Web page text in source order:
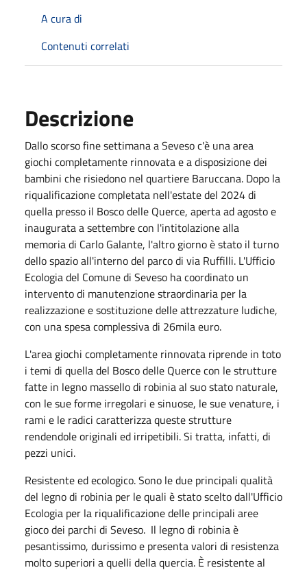
A cura di
Contenuti correlati
Descrizione
Dallo scorso fine settimana a Seveso c'è una area
giochi completamente rinnovata e a disposizione dei
bambini che risiedono nel quartiere Baruccana. Dopo la
riqualificazione completata nell'estate del 2024 di
quella presso il Bosco delle Querce, aperta ad agosto e
inaugurata a settembre con l'intitolazione alla
memoria di Carlo Galante, l'altro giorno è stato il turno
dello spazio all'interno del parco di via Ruffilli. L'Ufficio
Ecologia del Comune di Seveso ha coordinato un
intervento di manutenzione straordinaria per la
realizzazione e sostituzione delle attrezzature ludiche,
con una spesa complessiva di 26mila euro.
L'area giochi completamente rinnovata riprende in toto
i temi di quella del Bosco delle Querce con le strutture
fatte in legno massello di robinia al suo stato naturale,
con le sue forme irregolari e sinuose, le sue venature, i
rami e le radici caratterizza queste strutture
rendendole originali ed irripetibili. Si tratta, infatti, di
pezzi unici.
Resistente ed ecologico. Sono le due principali qualità
del legno di robinia per le quali è stato scelto dall'Ufficio
Ecologia per la riqualificazione delle principali aree
gioco dei parchi di Seveso. Il legno di robinia è
pesantissimo, durissimo e presenta valori di resistenza
molto superiori a quelli della quercia. È resistente al